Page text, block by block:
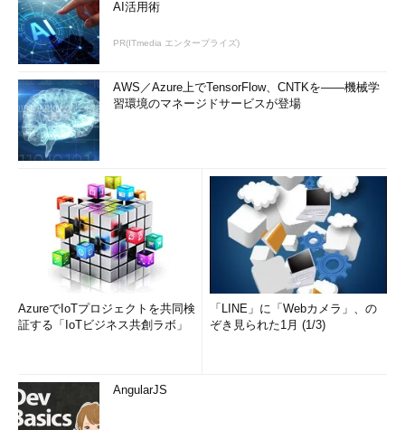
AI活用術
PR(ITmedia エンタープライズ)
AWS／Azure上でTensorFlow、CNTKを――機械学
習環境のマネージドサービスが登場
AzureでIoTプロジェクトを共同検
証する「IoTビジネス共創ラボ」
「LINE」に「Webカメラ」、の
ぞき見られた1月 (1/3)
AngularJS